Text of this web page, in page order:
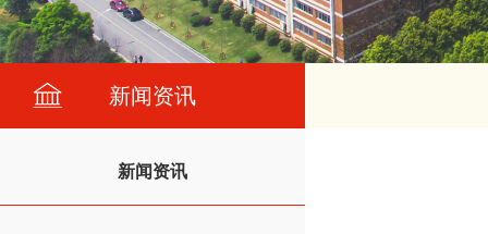
新闻资讯
新闻资讯